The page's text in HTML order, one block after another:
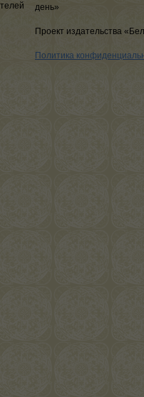
день»
Проект издательства
Политика